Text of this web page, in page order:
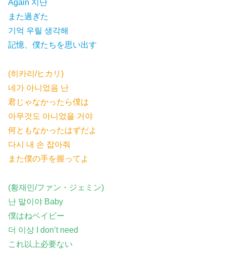
Again 지난
また過ぎた
기억 우릴 생각해
記憶、僕たちを思い出す
(히카리/ヒカリ)
네가 아니었음 난
君じゃなかったら僕は
아무것도 아니었을 거야
何ともなかったはずだよ
다시 내 손 잡아줘
また僕の手を握ってよ
(황재민/ファン・ジェミン)
난 말이야 Baby
僕はねベイビー
더 이상 I don’t need
これ以上必要ない